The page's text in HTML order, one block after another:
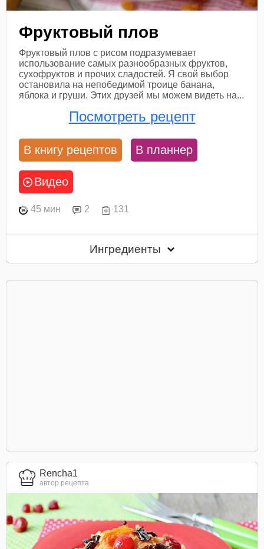
Фруктовый плов
Фруктовый плов с рисом подразумевает
использование самых разнообразных фруктов,
сухофруктов и прочих сладостей. Я свой выбор
остановила на непобедимой троице банана,
яблока и груши. Этих друзей мы можем видеть на...
Посмотреть рецепт
В книгу рецептов В планнер
Видео
45 мин 2 131
Ингредиенты
Rencha1
автор рецепта